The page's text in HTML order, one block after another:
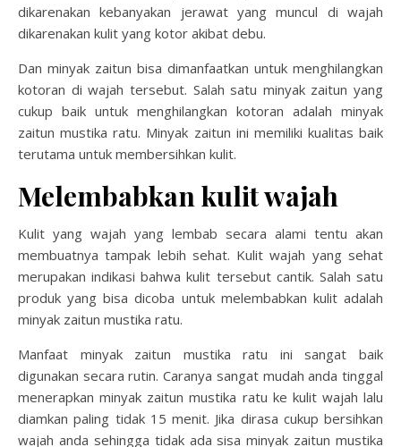
dikarenakan kebanyakan jerawat yang muncul di wajah
dikarenakan kulit yang kotor akibat debu.
Dan minyak zaitun bisa dimanfaatkan untuk menghilangkan
kotoran di wajah tersebut. Salah satu minyak zaitun yang
cukup baik untuk menghilangkan kotoran adalah minyak
zaitun mustika ratu. Minyak zaitun ini memiliki kualitas baik
terutama untuk membersihkan kulit.
Melembabkan kulit wajah
Kulit yang wajah yang lembab secara alami tentu akan
membuatnya tampak lebih sehat. Kulit wajah yang sehat
merupakan indikasi bahwa kulit tersebut cantik. Salah satu
produk yang bisa dicoba untuk melembabkan kulit adalah
minyak zaitun mustika ratu.
Manfaat minyak zaitun mustika ratu ini sangat baik
digunakan secara rutin. Caranya sangat mudah anda tinggal
menerapkan minyak zaitun mustika ratu ke kulit wajah lalu
diamkan paling tidak 15 menit. Jika dirasa cukup bersihkan
wajah anda sehingga tidak ada sisa minyak zaitun mustika